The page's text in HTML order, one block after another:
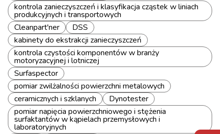
kontrola zanieczyszczeń i klasyfikacja cząstek w liniach
produkcyjnych i transportowych
Cleanpart'ner
DSS
kabinety do ekstrakcji zanieczyszczeń
kontrola czystości komponentów w branży
motoryzacyjnej i lotniczej
Surfaspector
pomiar zwilżalności powierzchni metalowych
ceramicznych i szklanych
Dynotester
pomiar napięcia powierzchniowego i stężenia
surfaktantów w kąpielach przemysłowych i
laboratoryjnych